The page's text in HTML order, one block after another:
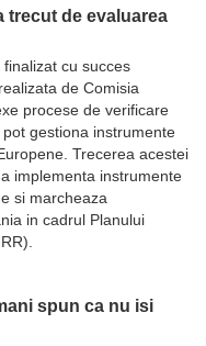
trecut de evaluarea
cu succes
de Comisia
procese de verificare
gestiona instrumente
Trecerea acestei
implementa instrumente
si marcheaza
in cadrul Planului
spun ca nu isi